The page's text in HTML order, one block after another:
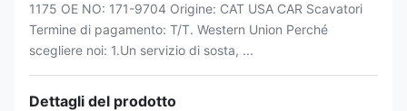
1175 OE NO: 171-9704 Origine: CAT USA CAR Scavatori
Termine di pagamento: T/T. Western Union Perché
scegliere noi: 1.Un servizio di sosta, ...
Dettagli del prodotto